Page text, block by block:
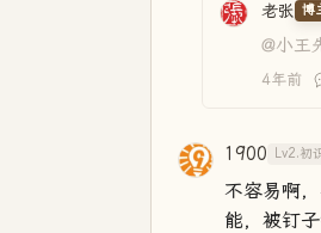
老张 博
@小王
4年前
1900 Lv2.初
不容易啊
能，被钉